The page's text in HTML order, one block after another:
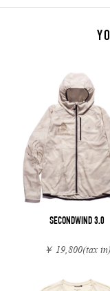
SECONDWIND 3.0
￥ 19,800(tax in)